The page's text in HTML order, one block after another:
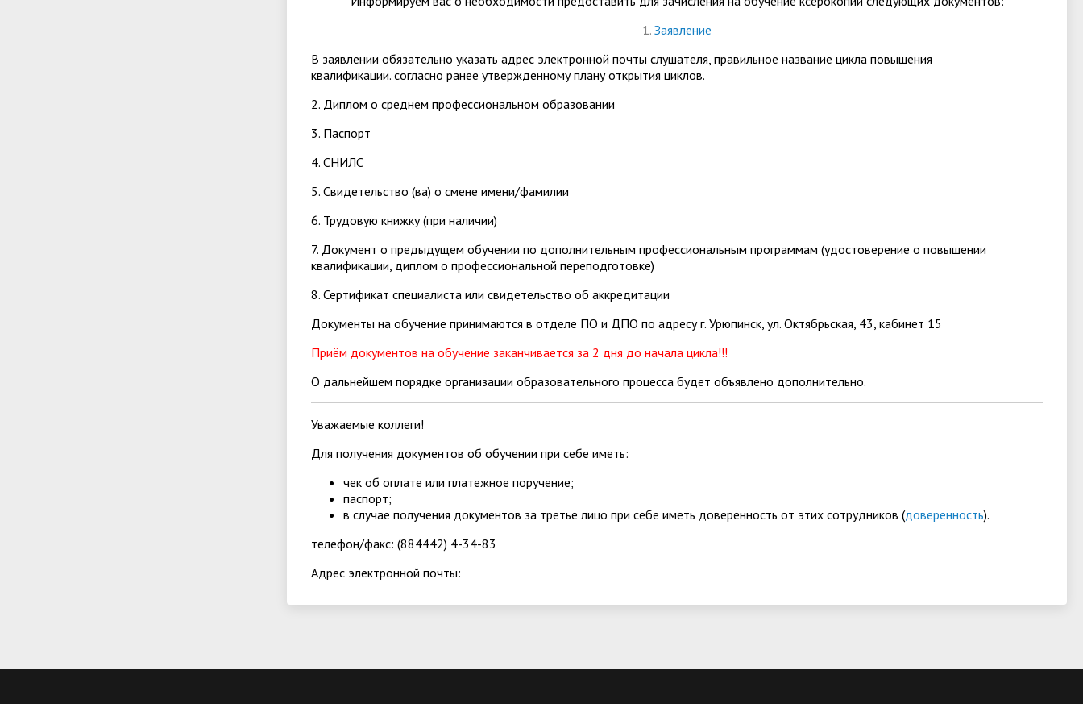
1. Заявление
В заявлении обязательно указать адрес электронной почты слушателя, правильное название цикла повышения
квалификации. согласно ранее утвержденному плану открытия циклов.
2. Диплом о среднем профессиональном образовании
3. Паспорт
4. СНИЛС
5. Свидетельство (ва) о смене имени/фамилии
6. Трудовую книжку (при наличии)
7. Документ о предыдущем обучении по дополнительным профессиональным программам (удостоверение о повышении
квалификации, диплом о профессиональной переподготовке)
8. Сертификат специалиста или свидетельство об аккредитации
Документы на обучение принимаются в отделе ПО и ДПО по адресу г. Урюпинск, ул. Октябрьская, 43, кабинет 15
Приём документов на обучение заканчивается за 2 дня до начала цикла!!!
О дальнейшем порядке организации образовательного процесса будет объявлено дополнительно.
Уважаемые коллеги!
Для получения документов об обучении при себе иметь:
чек об оплате или платежное поручение;
паспорт;
в случае получения документов за третье лицо при себе иметь доверенность от этих сотрудников (доверенность).
телефон/факс: (884442) 4-34-83
Адрес электронной почты: